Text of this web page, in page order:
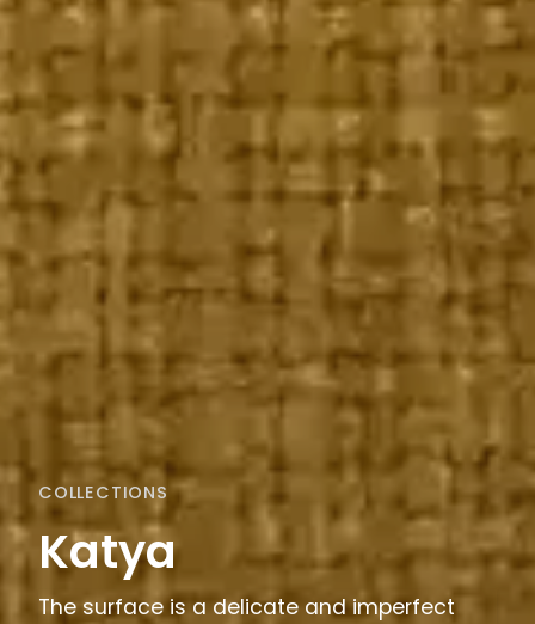
COLLECTIONS
Katya
The surface is a delicate and imperfect